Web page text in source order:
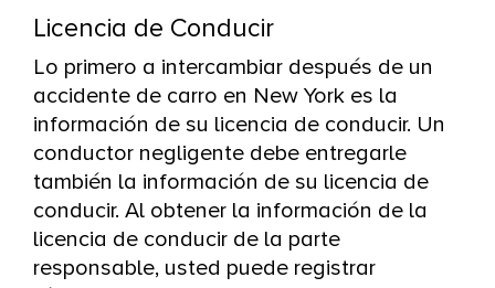
Licencia de Conducir
Lo primero a intercambiar después de un
accidente de carro en New York es la
información de su licencia de conducir. Un
conductor negligente debe entregarle
también la información de su licencia de
conducir. Al obtener la información de la
licencia de conducir de la parte
responsable, usted puede registrar